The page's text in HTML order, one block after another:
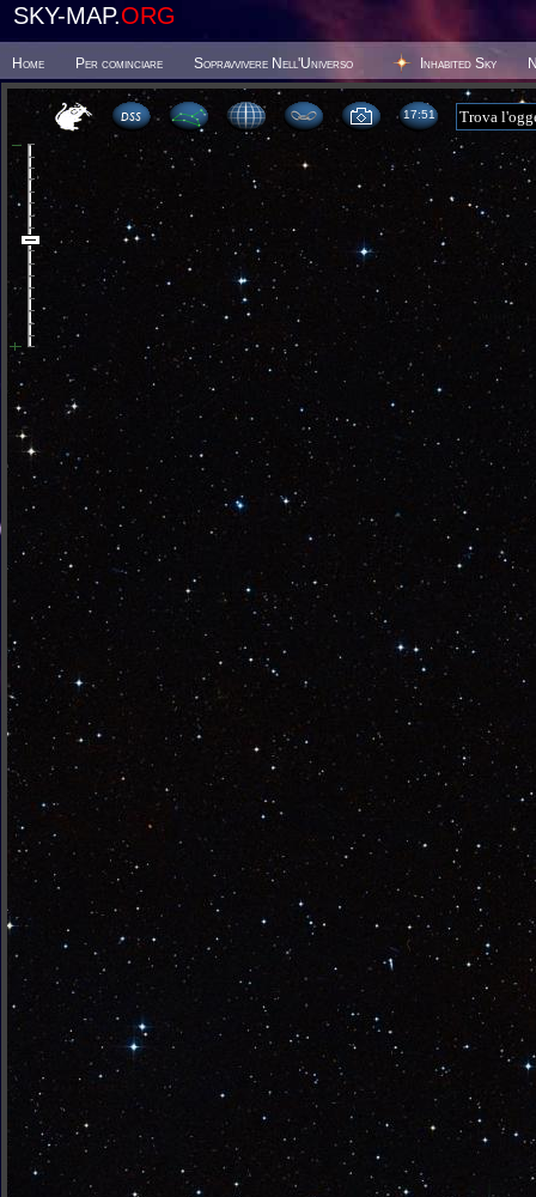
SKY-MAP.ORG
Home Per cominciare Sopravvivere Nell'Universo Inhabited Sky
17 51